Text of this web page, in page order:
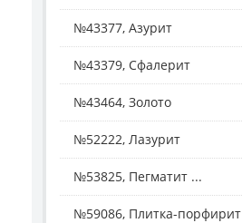
№43377, Азурит
№43379, Сфалерит
№43464, Золото
№52222, Лазурит
№53825, Пегматит ...
№59086, Плитка-порфирит